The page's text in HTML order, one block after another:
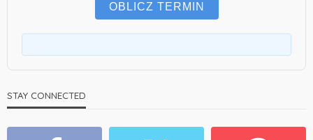
OBLICZ TERMIN
STAY CONNECTED